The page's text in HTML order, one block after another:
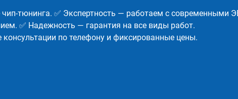
тюнинга. ✅ Экспертность — работаем с современными
✅ Надежность — гарантия на все виды работ.
по телефону и фиксированные цены.